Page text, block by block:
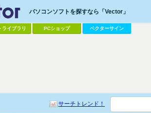
パソコンソフトを探すなら「Vector」
ライブラリ PCショップ ベクターサイン
サーチトレンド！